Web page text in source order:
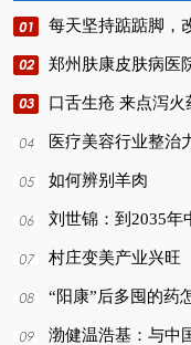
每天坚持踮踮脚，
郑州肤康皮肤病医
口舌生疮 来点泻火
医疗美容行业整治
如何辨别羊肉
刘世锦：到2035年
村庄变美产业兴旺
“阳康”后多囤的药
渤健温浩基：与中